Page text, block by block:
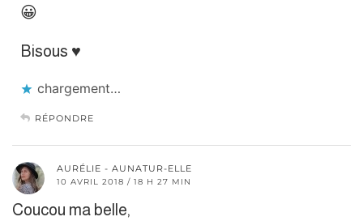
😀
Bisous ♥
chargement…
RÉPONDRE
AURÉLIE - AUNATUR-ELLE
10 AVRIL 2018 / 18 H 27 MIN
Coucou ma belle,